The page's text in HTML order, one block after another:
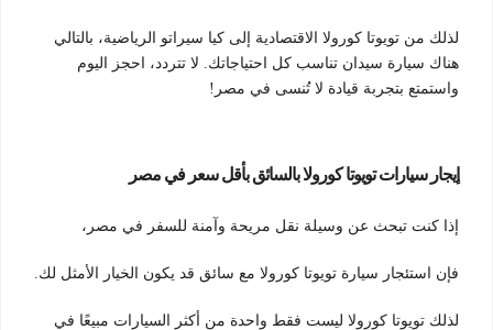
لذلك من تويوتا كورولا الاقتصادية إلى كيا سيراتو الرياضية، بالتالي
هناك سيارة سيدان تناسب كل احتياجاتك. لا تتردد، احجز اليوم
واستمتع بتجربة قيادة لا تُنسى في مصر!
إيجار سيارات تويوتا كورولا بالسائق بأقل سعر في مصر
إذا كنت تبحث عن وسيلة نقل مريحة وآمنة للسفر في مصر،
فإن استئجار سيارة تويوتا كورولا مع سائق قد يكون الخيار الأمثل لك.
لذلك تويوتا كورولا ليست فقط واحدة من أكثر السيارات مبيعًا في